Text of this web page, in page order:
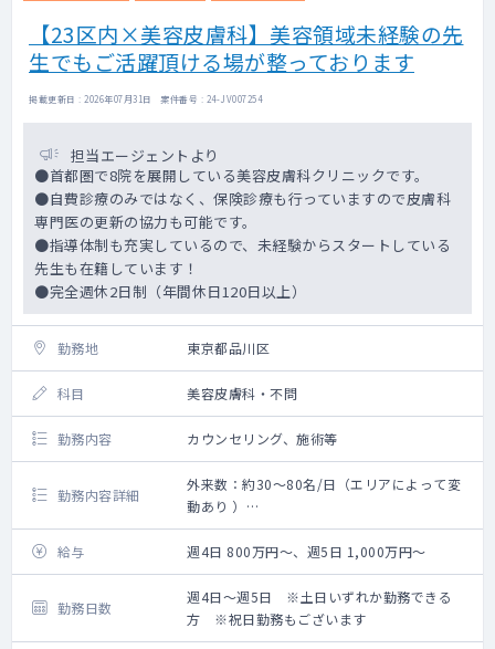
方を歓迎致します
・勤務時間：平日9時から18時30分、土曜日9
時から13時※最後の患者までご対応お願いし
ます。
・契約の内容によりますが、法人の朝会議（8
お願いします。
・学会出席（補助）：可能 （補助 有り：日
程、費用は応相談（原則2年目から検討））
【その他】
※朝礼は8:40開始
※最終受付時間：診察終了の15分前
※予約患者の診療は終了するまで、平日は19
時、土日は13:30を超える場合あり。
＜1日の外来数目安＞
9:00～12:00 約30～40名
14:00～15:00 ワクチン接種・乳幼児健診 約
10名
【23区内×美容皮膚科】美容領域未経験の先
生でもご活躍頂ける場が整っております
掲載更新日 : 2026年07月31日 案件番号 : 24-JV007254
担当エージェントより
●首都圏で8院を展開している美容皮膚科クリニックです。
●自費診療のみではなく、保険診療も行っていますので皮膚科
専門医の更新の協力も可能です。
●指導体制も充実しているので、未経験からスタートしている
先生も在籍しています！
●完全週休2日制（年間休日120日以上）
勤務地 東京都品川区
科目 美容皮膚科・不問
勤務内容 カウンセリング、施術等
勤務内容詳細
外来数：約30～80名/日（エリアによって変
動あり ）
皮膚科外来（保険ならびに自費）、レーザ
ー、注射などの対応をお願いいたします
主な疾患：しみ、しわ・たるみ、ニキビ、毛
穴、痩身
患者層 ：30～50代がメイン（エリアによっ
給与 週4日 800万円～、週5日 1,000万円～
勤務日数
週4日～週5日 ※土日いずれか勤務できる
方 ※祝日勤務もございます